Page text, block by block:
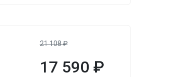
21 108₽
17 590 ₽